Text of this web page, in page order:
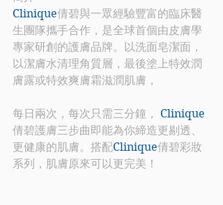
Clinique倩碧與一眾經驗豐富的臨床醫
生團隊攜手合作，是全球首個由皮膚學
專家研創的護膚品牌。以洗面皂潔面，
以潔膚水清理角質層，最後塗上特效潤
膚露或特效爽膚霜滋潤肌膚，
每日兩次，每次只需三分鐘， Clinique
倩碧護膚三步曲即能為你締造更剔透、
更健康的肌膚。搭配Clinique倩碧彩妝
系列，肌膚原來可以更完美！